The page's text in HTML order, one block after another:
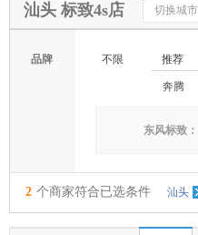
汕头 标致4s店 切换城市
品牌 不限 推荐
奔腾
东风标致：
2 个商家符合已选条件 汕头